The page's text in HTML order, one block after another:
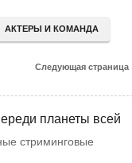
АКТЕРЫ И КОМАНДА
Следующая страница
планеты всей
стриминговые